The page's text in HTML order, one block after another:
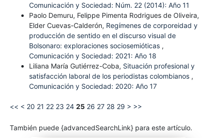
Comunicación y Sociedad: Núm. 22 (2014): Año 11
Paolo Demuru, Felippe Pimenta Rodrigues de Oliveira,
Elder Cuevas-Calderón, Regímenes de corporeidad y
producción de sentido en el discurso visual de
Bolsonaro: exploraciones sociosemióticas ,
Comunicación y Sociedad: 2021: Año 18
Liliana María Gutiérrez-Coba, Situación profesional y
satisfacción laboral de los periodistas colombianos ,
Comunicación y Sociedad: 2020: Año 17
<< < 20 21 22 23 24 25 26 27 28 29 > >>
También puede {advancedSearchLink} para este artículo.